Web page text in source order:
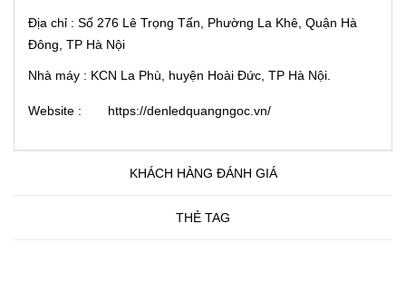
Địa chỉ : Số 276 Lê Trọng Tấn, Phường La Khê, Quận Hà
Đông, TP Hà Nội
Nhà máy : KCN La Phù, huyện Hoài Đức, TP Hà Nội.
Website : https://denledquangngoc.vn/
KHÁCH HÀNG ĐÁNH GIÁ
THẺ TAG